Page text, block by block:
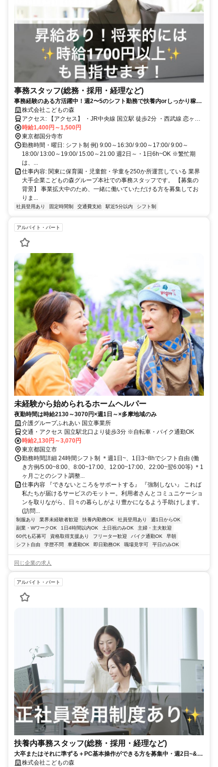
事務スタッフ(総務・採用・経理など)
事務経験のある方活躍中！週2〜5のシフト勤務で扶養内orしっかり稼ぐ
自由に選べます！賞与年2回も嬉しい♪
株式会社こどもの森
アクセス: 【アクセス】 ・JR中央線 国立駅 徒歩2分 ・西武線 恋ヶ窪
駅 自転車15分 ・ＪＲ南武線 谷保駅 自転車10分
時給1,400円～1,500円
東京都国分寺市
勤務時間・曜日: シフト制 例) 9:00～16:30/ 9:00～17:00/ 9:00～
18:00/ 13:00～19:00/ 15:00～21:00 週2日～・1日6h~OK ※繁忙期
は、...
仕事内容: 関東に保育園・児童館・学童を250か所運営している 業界
大手企業こどもの森グループ本社での事務スタッフです。 【募集の
背景】 事業拡大中のため、一緒に働いていただける方を募集してお
りま...
社員登用あり 固定時間制 交通費支給 駅近5分以内 シフト制
アルバイト・パート
未経験から始められるホームヘルパー
夜勤時間は時給2130～3070円×週1日～×多摩地域のみ
介護グループふれあい 国立事業所
交通・アクセス 国立駅北口より徒歩3分 ※自転車・バイク通勤OK
時給2,130円～3,070円
東京都国立市
勤務時間詳細 24時間シフト制 ＊週1日~、1日3~8hでシフト自由 (働
き方例/5:00~8:00、8:00~17:00、12:00~17:00、22:00~翌6:00等) ＊1
ヶ月ごとのシフト調整...
仕事内容 『できないところをサポートする』 『強制しない』 これば
私たちが届けるサービスのモットー。利用者さんとコミュニケーショ
ンを取りながら、日々の暮らしがより豊かになるよう手助けします。
(訪問...
制服あり 業界未経験者歓迎 扶養内勤務OK 社員登用あり
週1日からOK
副業・WワークOK
1日4時間以内OK 土日祝のみOK
主婦・主夫歓迎
60代も応募可
資格取得支援あり フリーター歓迎 バイク通勤OK
早朝
シフト自由
学歴不問 車通勤OK 即日勤務OK 職場見学可 平日のみOK
同じ企業の求人
アルバイト・パート
扶養内事務スタッフ(総務・採用・経理など)
大卒またはそれに準ずる＋PC基本操作ができる方を募集中・週2日~&1
日6時間~OK・ブランクのある方も安心・主婦(夫)活躍中
株式会社こどもの森